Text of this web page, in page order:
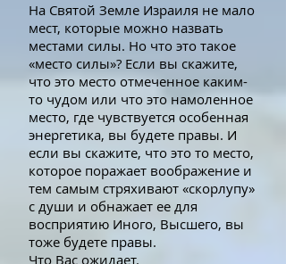
На Святой Земле Израиля не мало
мест, которые можно назвать
местами силы. Но что это такое
«место силы»? Если вы скажите,
что это место отмеченное каким-
то чудом или что это намоленное
место, где чувствуется особенная
энергетика, вы будете правы. И
если вы скажите, что это то место,
которое поражает воображение и
тем самым стряхивают «скорлупу»
с души и обнажает ее для
восприятию Иного, Высшего, вы
тоже будете правы.
Что Вас ожидает.